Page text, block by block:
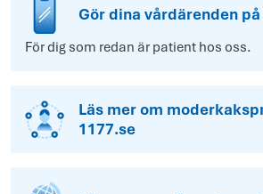
Gör dina vårdärenden
För dig som redan är patient hos oss.
Läs mer om
1177.se